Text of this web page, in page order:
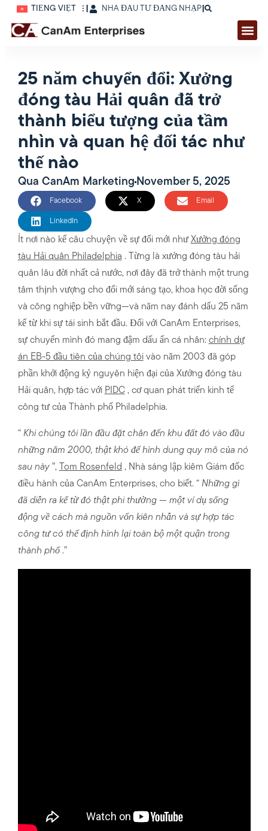
TIẾNG VIỆT NHÀ ĐẦU TƯ ĐĂNG NHẬP |
25 năm chuyển đổi: Xưởng
đóng tàu Hải quân đã trở
thành biểu tượng của tầm
nhìn và quan hệ đối tác như
thế nào
Qua CanAm MarketingNovember 5, 2025
Facebook X Email
LinkedIn
Ít nơi nào kể câu chuyện về sự đổi mới như Xưởng đóng
tàu Hải quân Philadelphia . Từng là xưởng đóng tàu hải
quân lâu đời nhất cả nước, nơi đây đã trở thành một trung
tâm thịnh vượng cho đổi mới sáng tạo, khoa học đời sống
và công nghiệp bền vững—và năm nay đánh dấu 25 năm
kể từ khi sự tái sinh bắt đầu. Đối với CanAm Enterprises,
sự chuyển mình đó mang đậm dấu ấn cá nhân: chính dự
án EB-5 đầu tiên của chúng tôivào năm 2003 đã góp
phần khởi động kỷ nguyên hiện đại của Xưởng đóng tàu
Hải quân, hợp tác với PIDC, cơ quan phát triển kinh tế
công tư của Thành phố Philadelphia.
“ Khi chúng tôi lần đầu đặt chân đến khu đất đó vào đầu
những năm 2000, thật khó để hình dung quy mô của nó
sau này”, Tom Rosenfeld , Nhà sáng lập kiêm Giám đốc
điều hành của CanAm Enterprises, cho biết. “ Những gì
đã diễn ra kể từ đó thật phi thường — một ví dụ sống
động về cách mà nguồn vốn kiên nhẫn và sự hợp tác
công tư có thể định hình lại toàn bộ một quận trong
thành phố.”